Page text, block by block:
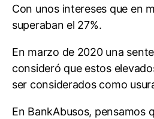
Con unos intereses que en
superaban el 27%.
En marzo de 2020 una
consideró que estos
ser considerados como
En BankAbusos, pensamos